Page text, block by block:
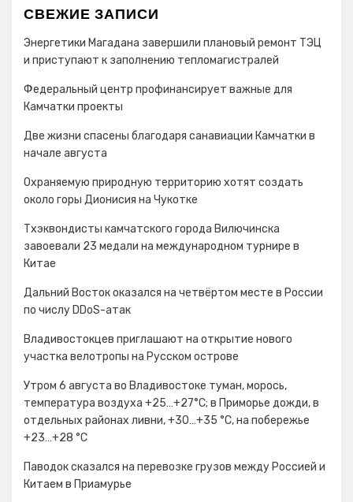
СВЕЖИЕ ЗАПИСИ
Энергетики Магадана завершили плановый ремонт ТЭЦ
и приступают к заполнению тепломагистралей
Федеральный центр профинансирует важные для
Камчатки проекты
Две жизни спасены благодаря санавиации Камчатки в
начале августа
Охраняемую природную территорию хотят создать
около горы Дионисия на Чукотке
Тхэквондисты камчатского города Вилючинска
завоевали 23 медали на международном турнире в
Китае
Дальний Восток оказался на четвёртом месте в России
по числу DDoS-атак
Владивостокцев приглашают на открытие нового
участка велотропы на Русском острове
Утром 6 августа во Владивостоке туман, морось,
температура воздуха +25…+27°С; в Приморье дожди, в
отдельных районах ливни, +30…+35 °C, на побережье
+23…+28 °C
Паводок сказался на перевозке грузов между Россией и
Китаем в Приамурье